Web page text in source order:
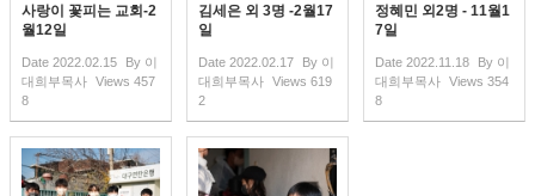
사랑이 꽃피는 교회-2
월12일
Date 2022.02.15 By 이
대희부목사 Views 457
8
김세은 외 3명 -2월17
일
Date 2022.02.17 By 이
대희부목사 Views 619
2
정혜민 외2명 - 11월1
7일
Date 2022.11.18 By 이
대희부목사 Views 354
8